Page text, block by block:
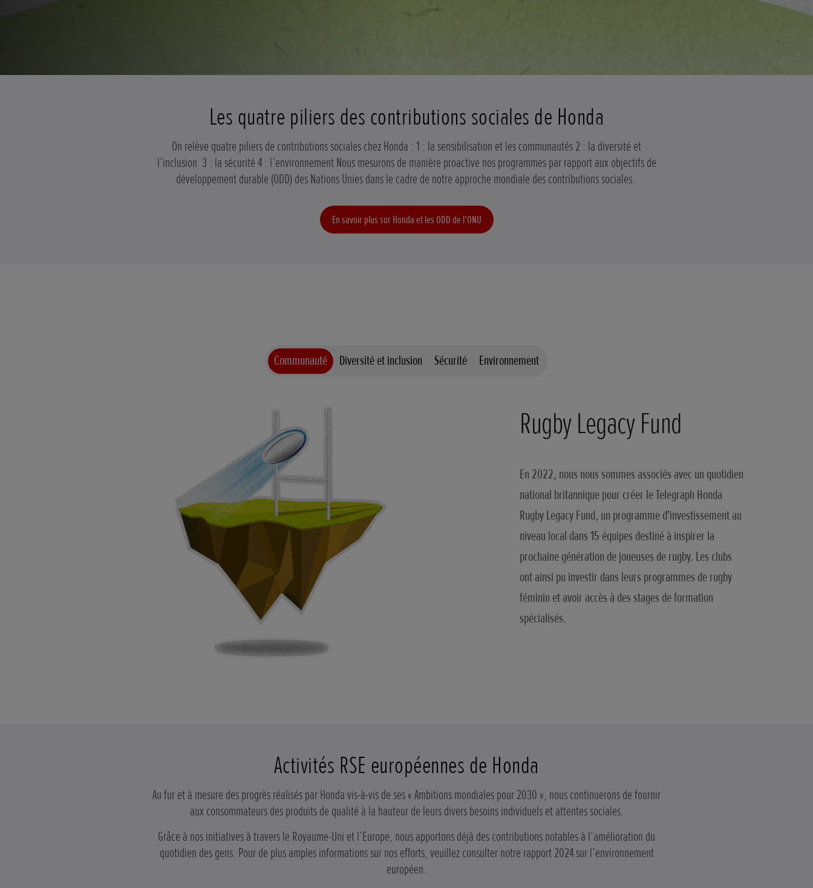
Les quatre piliers des contributions sociales de Honda
On relève quatre piliers de contributions sociales chez Honda : 1 : la sensibilisation et les communautés 2 : la diversité et
l’inclusion 3 : la sécurité 4 : l’environnement Nous mesurons de manière proactive nos programmes par rapport aux objectifs de
développement durable (ODD) des Nations Unies dans le cadre de notre approche mondiale des contributions sociales.
En savoir plus sur Honda et les ODD de l’ONU
Communauté Diversité et inclusion Sécurité Environnement
Rugby Legacy Fund
En 2022, nous nous sommes associés avec un quotidien
national britannique pour créer le Telegraph Honda
Rugby Legacy Fund, un programme d'investissement au
niveau local dans 15 équipes destiné à inspirer la
prochaine génération de joueuses de rugby. Les clubs
ont ainsi pu investir dans leurs programmes de rugby
féminin et avoir accès à des stages de formation
spécialisés.
Activités RSE européennes de Honda
Au fur et à mesure des progrès réalisés par Honda vis-à-vis de ses « Ambitions mondiales pour 2030 », nous continuerons de fournir
aux consommateurs des produits de qualité à la hauteur de leurs divers besoins individuels et attentes sociales.
Grâce à nos initiatives à travers le Royaume-Uni et l’Europe, nous apportons déjà des contributions notables à l’amélioration du
quotidien des gens. Pour de plus amples informations sur nos efforts, veuillez consulter notre rapport 2024 sur l’environnement
européen.